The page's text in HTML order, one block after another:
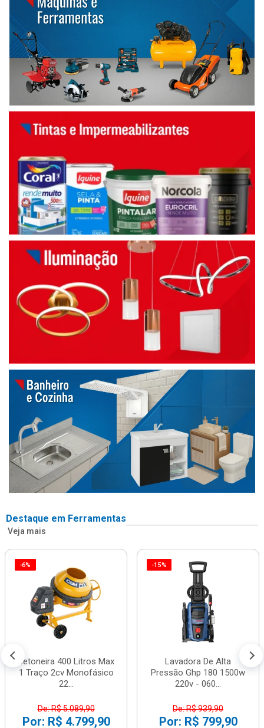
Destaque em Ferramentas
Veja mais
-6%
Betoneira 400 Litros Max
1 Traço 2cv Monofásico
22...
De: R$ 5.089,90
Por: R$ 4.799,90
-15%
Lavadora De Alta
Pressão Ghp 180 1500w
220v - 060...
De: R$ 939,90
Por: R$ 799,90